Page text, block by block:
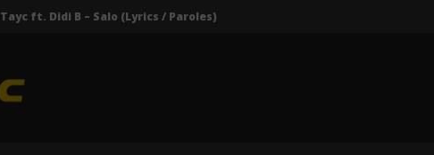
Tayc ft. Didi B – Salo (Lyrics / Paroles)